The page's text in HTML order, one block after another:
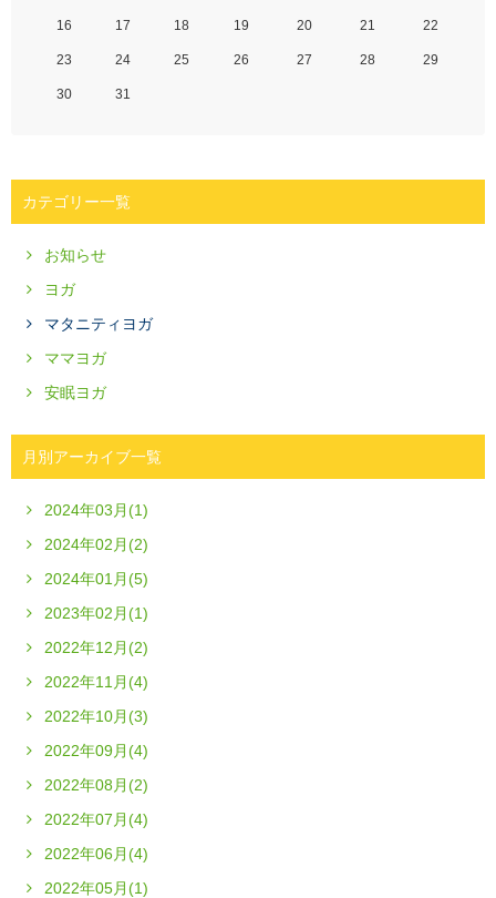
16 17 18 19 20 21 22
23 24 25 26 27 28 29
30 31
カテゴリー一覧
お知らせ
ヨガ
マタニティヨガ
ママヨガ
安眠ヨガ
月別アーカイブ一覧
2024年03月(1)
2024年02月(2)
2024年01月(5)
2023年02月(1)
2022年12月(2)
2022年11月(4)
2022年10月(3)
2022年09月(4)
2022年08月(2)
2022年07月(4)
2022年06月(4)
2022年05月(1)